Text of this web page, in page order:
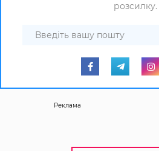
розсилку.
Реклама